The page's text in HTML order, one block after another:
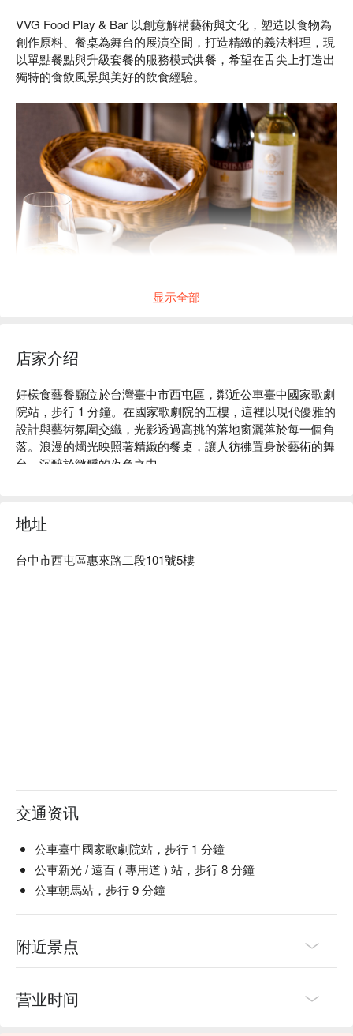
VVG Food Play & Bar 以創意解構藝術與文化，塑造以食物為
創作原料、餐桌為舞台的展演空間，打造精緻的義法料理，現
以單點餐點與升級套餐的服務模式供餐，希望在舌尖上打造出
獨特的食飲風景與美好的飲食經驗。
獨特的美感空間與餐點規劃，特別適合聚會、婚宴、活動包
显示全部
店家介绍
好樣食藝餐廳位於台灣臺中市西屯區，鄰近公車臺中國家歌劇
院站，步行 1 分鐘。在國家歌劇院的五樓，這裡以現代優雅的
設計與藝術氛圍交織，光影透過高挑的落地窗灑落於每一個角
落。浪漫的燭光映照著精緻的餐桌，讓人彷彿置身於藝術的舞
台，沉醉於微醺的夜色之中。
末羊排和茴香味噌蜜蘋果燉連珍豬等精選項目，成為提升聚會
或用餐體驗的完美催化劑。
🤩 玩樂情報
【碳烤小卷．大甲芋頭燉飯】小卷鮮嫩，芋頭燉飯滑順入味
【肉骨茶．蓮貞豬肋排燉飯】肉骨茶濃厚，豬肋排柔嫩
【市場現流魚，季節時蔬．主廚醬汁】魚肉鮮嫩，搭配時蔬爽
🥤 特色飲品
【VVG Theater 限定款調酒】果香濃郁，口感柔滑
💡 未成年請勿飲酒；禁止酒駕
地址
台中市西屯區惠來路二段101號5樓
交通资讯
公車臺中國家歌劇院站，步行 1 分鐘
公車新光 / 遠百 ( 專用道 ) 站，步行 8 分鐘
公車朝馬站，步行 9 分鐘
附近景点
营业时间